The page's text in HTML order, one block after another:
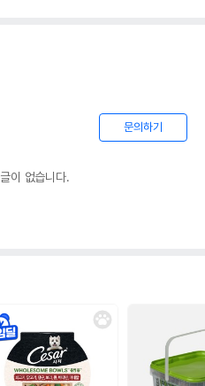
문의하기
이 없습니다.